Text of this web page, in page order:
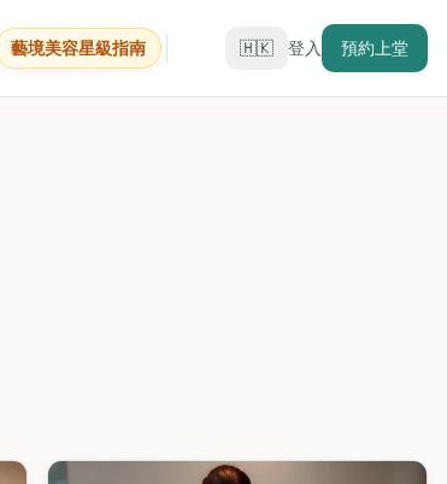
藝境美容星級指南 🇭🇰 登入 預約上堂